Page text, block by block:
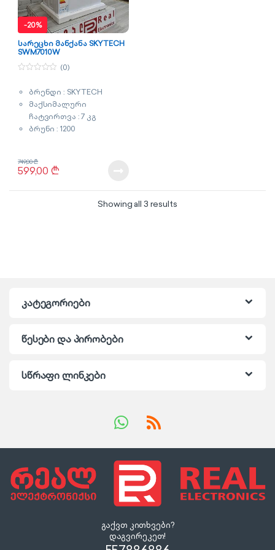
-20%
სარეცხი მანქანა SKYTECH
SWM7010W
u
o
(0)
ბრენდი : SKYTECH
მაქსიმალური
ჩატვირთვა : 7 კგ
ბრუნი : 1200
ძრავი :
არაინვენტორული
ფერი : თეთრი
გარანტია : 2 წელი
599,00₾
749,00₾
Showing all 3 resultsSorted by latest
კატეგორიები
წესები და პირობები
სწრაფი ლინკები
გაქვთ კითხვები?
დაგვირეკეთ!